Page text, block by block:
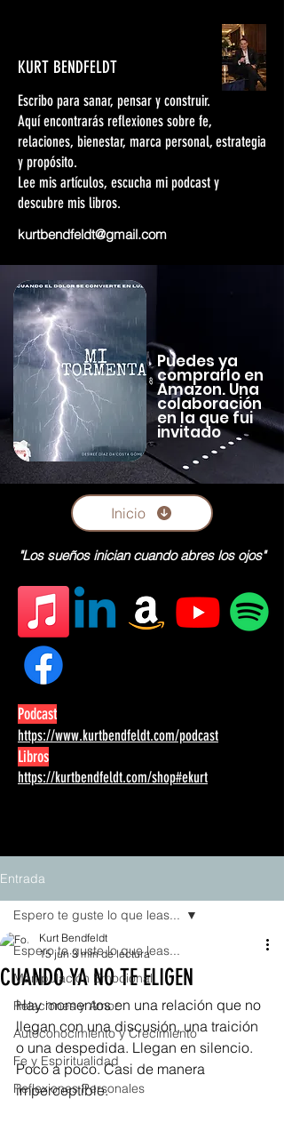
KURT BENDFELDT
Escribo para sanar, pensar y construir.
Aquí encontrarás reflexiones sobre fe,
relaciones, bienestar, marca personal, estrategia
y propósito.
Lee mis artículos, escucha mi podcast y
descubre mis libros.
kurtbendfeldt@gmail.com
Puedes ya
comprarlo en
Amazon. Una
colaboración
en la que fui
invitado
Inicio
"Los sueños inician cuando abres los ojos"
Podcast
https://www.kurtbendfeldt.com/podcast
Libros
https://kurtbendfeldt.com/shop#ekurt
Entrada
Espero te guste lo que leas...
Manipulación Emocional
Relaciones y Amor
Autoconocimiento y Crecimiento
Fe y Espiritualidad
Reflexiones Personales
Espero te guste lo que leas...
CUANDO YA NO TE ELIGEN
Kurt Bendfeldt
15 jun 3 min de lectura
Hay momentos en una relación que no
llegan con una discusión, una traición
o una despedida. Llegan en silencio.
Poco a poco. Casi de manera
imperceptible.